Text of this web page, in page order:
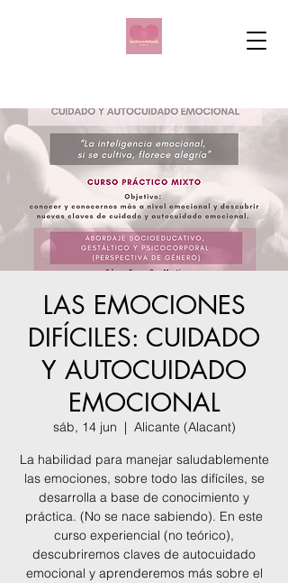
LAS EMOCIONES
DIFÍCILES: CUIDADO
Y AUTOCUIDADO
EMOCIONAL
sáb, 14 jun
  |
Alicante (Alacant)
La habilidad para manejar saludablemente
las emociones, sobre todo las difíciles, se
desarrolla a base de conocimiento y
práctica. (No se nace sabiendo). En este
curso experiencial (no teórico),
descubriremos claves de autocuidado
emocional y aprenderemos más sobre el